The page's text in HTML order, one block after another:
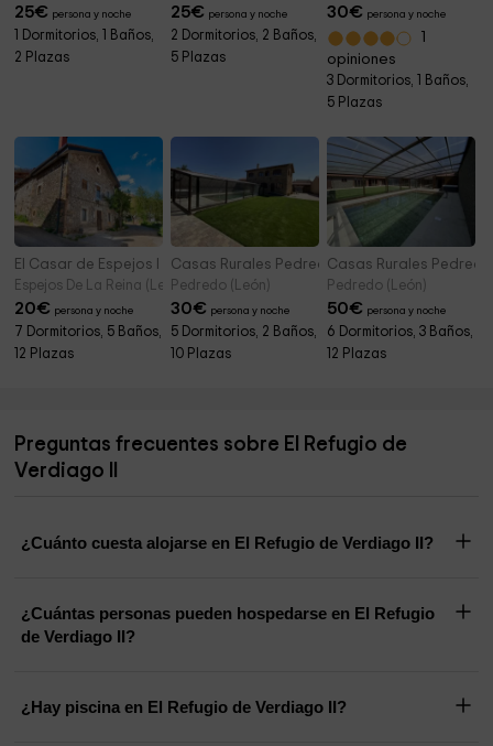
25€ persona y noche
1 Dormitorios, 1 Baños,
2 Plazas
25€ persona y noche
2 Dormitorios, 2 Baños,
5 Plazas
30€ persona y noche
opiniones
3 Dormitorios, 1 Baños,
5 Plazas
El Casar de Espejos I y II
Espejos De La Reina (León)
20€ persona y noche
7 Dormitorios, 5 Baños,
12 Plazas
Casas Rurales Pedredo- Casa de Amada
Pedredo (León)
30€ persona y noche
5 Dormitorios, 2 Baños,
10 Plazas
Casas Rurales
Pedredo (León)
50€ persona y noche
6 Dormitorios, 3 Baños,
12 Plazas
Preguntas frecuentes sobre El Refugio de
Verdiago II
¿Cuánto cuesta alojarse en El Refugio de Verdiago II?
¿Cuántas personas pueden hospedarse en El Refugio
de Verdiago II?
¿Hay piscina en El Refugio de Verdiago II?